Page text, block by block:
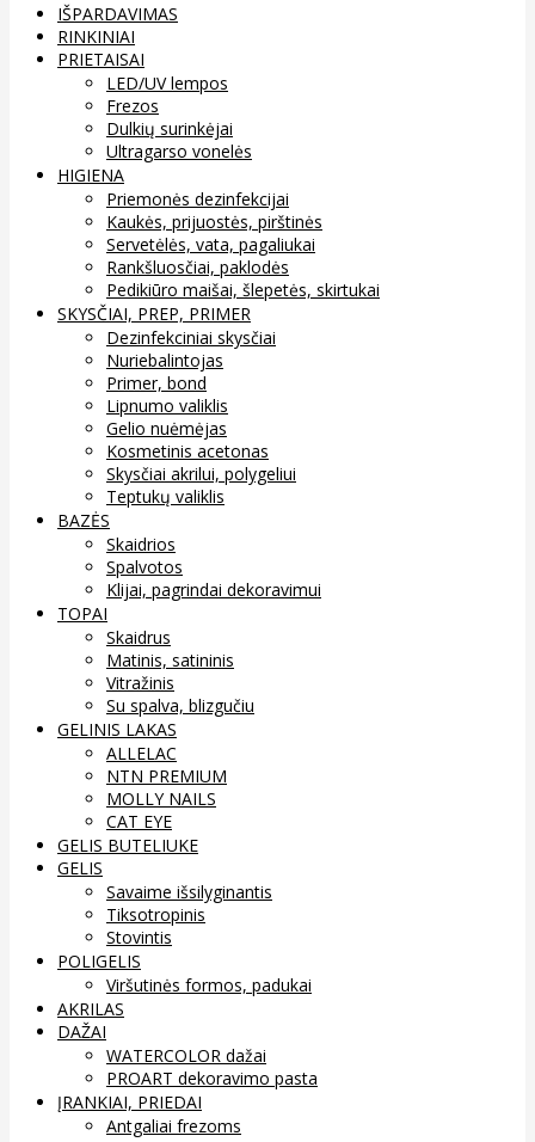
IŠPARDAVIMAS
RINKINIAI
PRIETAISAI
LED/UV lempos
Frezos
Dulkių surinkėjai
Ultragarso vonelės
HIGIENA
Priemonės dezinfekcijai
Kaukės, prijuostės, pirštinės
Servetėlės, vata, pagaliukai
Rankšluosčiai, paklodės
Pedikiūro maišai, šlepetės, skirtukai
SKYSČIAI, PREP, PRIMER
Dezinfekciniai skysčiai
Nuriebalintojas
Primer, bond
Lipnumo valiklis
Gelio nuėmėjas
Kosmetinis acetonas
Skysčiai akrilui, polygeliui
Teptukų valiklis
BAZĖS
Skaidrios
Spalvotos
Klijai, pagrindai dekoravimui
TOPAI
Skaidrus
Matinis, satininis
Vitražinis
Su spalva, blizgučiu
GELINIS LAKAS
ALLELAC
NTN PREMIUM
MOLLY NAILS
CAT EYE
GELIS BUTELIUKE
GELIS
Savaime išsilyginantis
Tiksotropinis
Stovintis
POLIGELIS
Viršutinės formos, padukai
AKRILAS
DAŽAI
WATERCOLOR dažai
PROART dekoravimo pasta
ĮRANKIAI, PRIEDAI
Antgaliai frezoms